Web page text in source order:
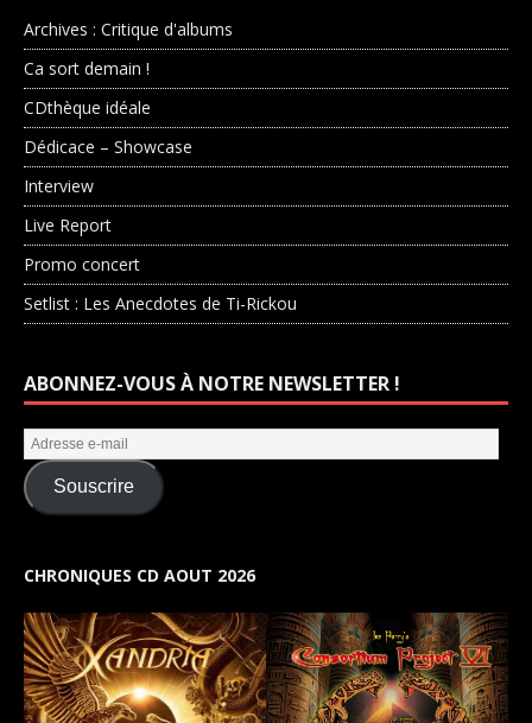
Archives : Critique d'albums
Ca sort demain !
CDthèque idéale
Dédicace – Showcase
Interview
Live Report
Promo concert
Setlist : Les Anecdotes de Ti-Rickou
ABONNEZ-VOUS À NOTRE NEWSLETTER !
Souscrire
CHRONIQUES CD AOUT 2026